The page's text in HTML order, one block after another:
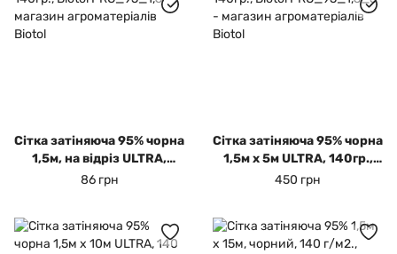
Сітка затіняюча 95% чорна
1,5м, на відріз ULTRA,
140гр., Biotol
86 грн
Сітка затіняюча 95% чорна
1,5м х 5м ULTRA, 140гр.,
Biotol
450 грн